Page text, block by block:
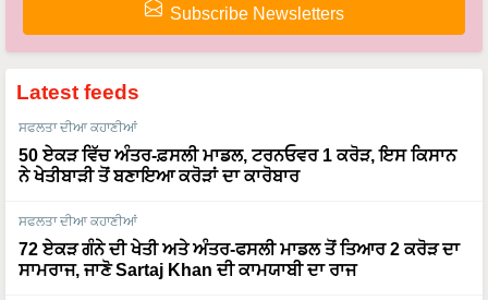
Latest feeds
ਸਫਲਤਾ ਦੀਆ ਕਹਾਣੀਆਂ
50 ਏਕੜ ਵਿੱਚ ਅੰਤਰ-ਫ਼ਸਲੀ ਮਾਡਲ, ਟਰਨਓਵਰ 1 ਕਰੋੜ, ਇਸ ਕਿਸਾਨ
ਨੇ ਖੇਤੀਬਾੜੀ ਤੋਂ ਬਣਾਇਆ ਕਰੋੜਾਂ ਦਾ ਕਾਰੋਬਾਰ
72 ਏਕੜ ਗੰਨੇ ਦੀ ਖੇਤੀ ਅਤੇ ਅੰਤਰ-ਫਸਲੀ ਮਾਡਲ ਤੋਂ ਤਿਆਰ 2 ਕਰੋੜ ਦਾ
ਸਾਮਰਾਜ, ਜਾਣੋ Sartaj Khan ਦੀ ਕਾਮਯਾਬੀ ਦਾ ਰਾਜ
ਸਫਲਤਾ ਦੀਆ ਕਹਾਣੀਆਂ